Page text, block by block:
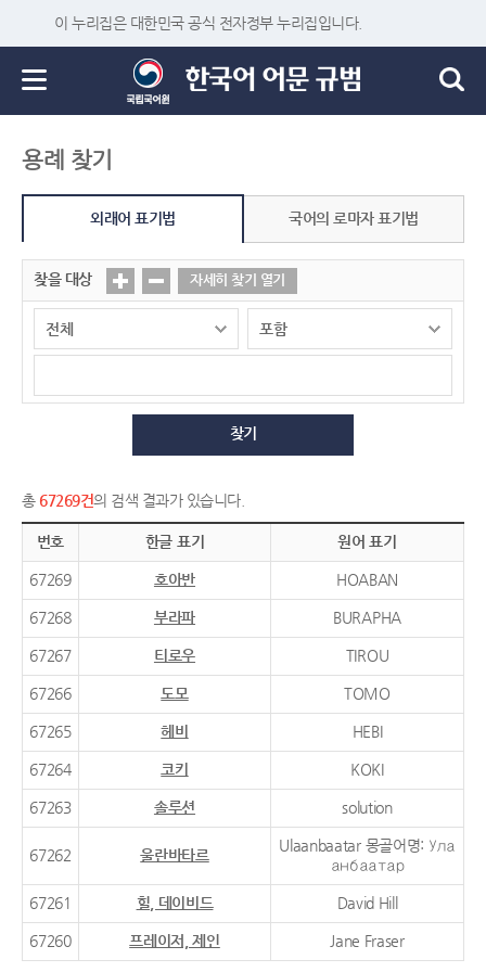
이 누리집은 대한민국 공식 전자정부 누리집입니다.
용례 찾기
외래어 표기법 국어의 로마자 표기법
찾을 대상 자세히 찾기 열기
찾기
총 67269건의 검색 결과가 있습니다.
번호 한글 표기 원어 표기
67269 호아반 HOABAN
67268 부라파 BURAPHA
67267 티로우 TIROU
67266 도모 TOMO
67265 헤비 HEBI
67264 코키 KOKI
67263 솔루션 solution
67262 울란바타르
Ulaanbaatar 몽골어명: Ула
анбаатар
67261 힐, 데이비드 David Hill
67260 프레이저, 제인 Jane Fraser